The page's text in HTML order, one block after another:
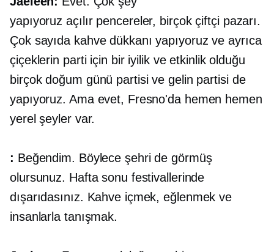
yapıyoruzaçılır pencereler, birçok çiftçi pazarı.
Çok sayıda kahve dükkanı yapıyoruz ve ayrıca
çiçeklerin parti için bir iyilik ve etkinlik olduğu
birçok doğum günü partisi ve gelin partisi de
yapıyoruz. Ama evet, Fresno'da hemen hemen
yerel şeyler var.
: Beğendim. Böylece şehri de görmüş
olursunuz. Hafta sonu festivallerinde
dışarıdasınız. Kahve içmek, eğlenmek ve
insanlarla tanışmak.